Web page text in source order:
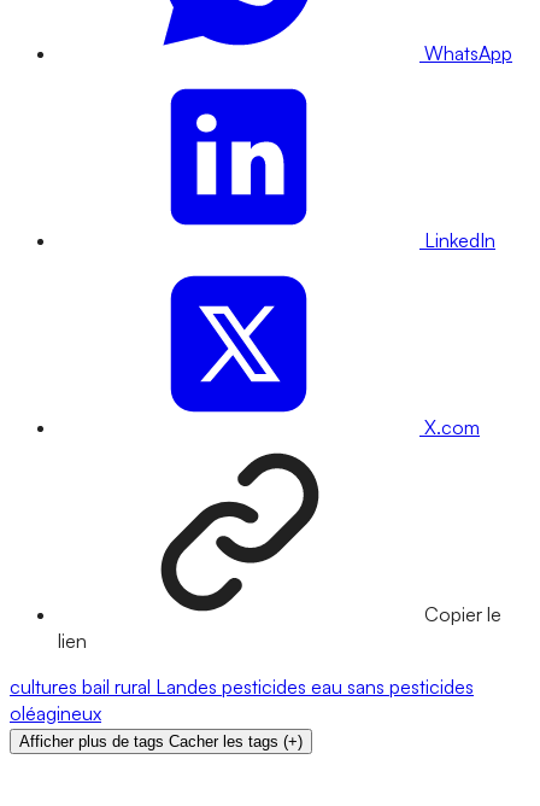
WhatsApp
LinkedIn
X.com
Copier le
lien
cultures bail rural Landes pesticides eau sans pesticides
oléagineux
Afficher plus de tags Cacher les tags (+)